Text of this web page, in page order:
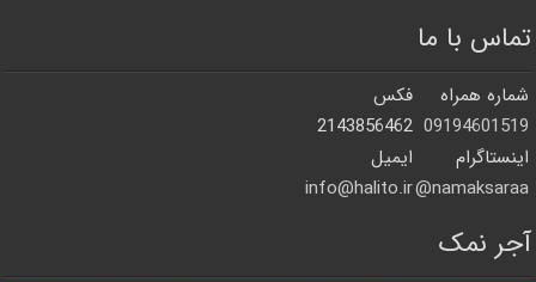
تماس با ما
شماره همراه
فکس
09194601519
2143856462
اینستاگرام
ایمیل
namaksaraa@
info@halito.ir
آجر نمک